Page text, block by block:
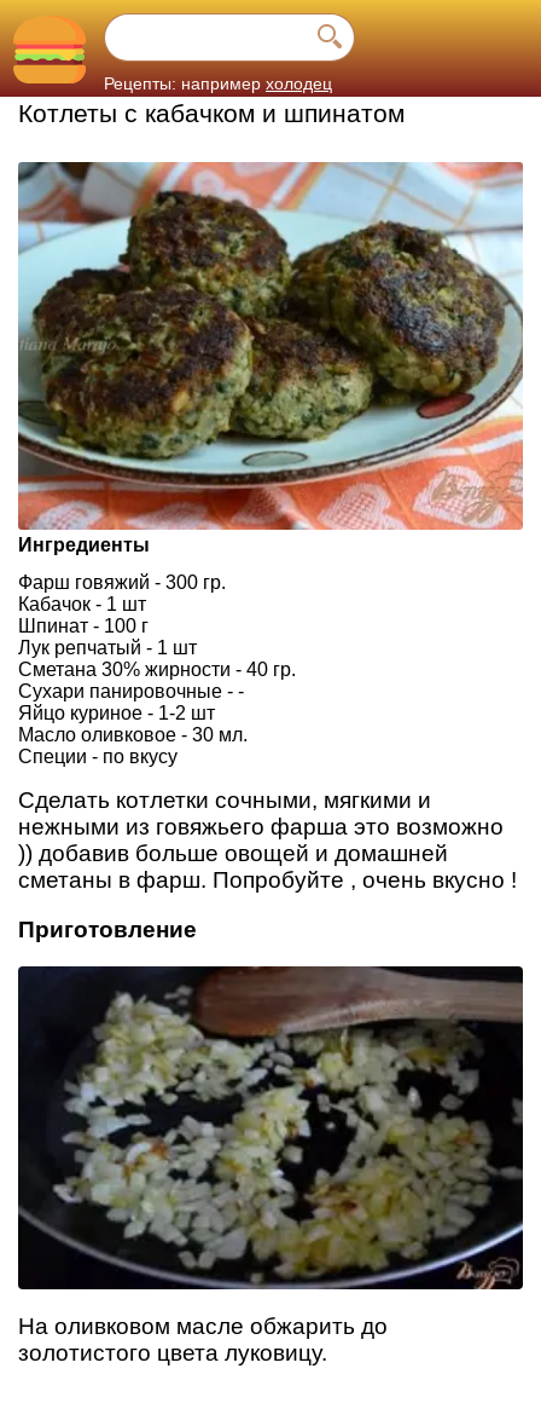
Рецепты: например холодец
Котлеты с кабачком и шпинатом
Ингредиенты
Фарш говяжий - 300 гр.
Кабачок - 1 шт
Шпинат - 100 г
Лук репчатый - 1 шт
Сметана 30% жирности - 40 гр.
Сухари панировочные - -
Яйцо куриное - 1-2 шт
Масло оливковое - 30 мл.
Специи - по вкусу
Сделать котлетки сочными, мягкими и
нежными из говяжьего фарша это возможно
)) добавив больше овощей и домашней
сметаны в фарш. Попробуйте , очень вкусно !
Приготовление
На оливковом масле обжарить до
золотистого цвета луковицу.